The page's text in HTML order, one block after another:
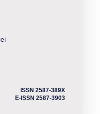
ISSN 2587-389X
E-ISSN 2587-3903